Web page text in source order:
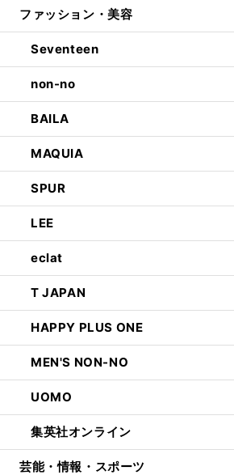
ファッション・美容
Seventeen
non-no
BAILA
MAQUIA
SPUR
LEE
eclat
T JAPAN
HAPPY PLUS ONE
MEN'S NON-NO
UOMO
集英社オンライン
芸能・情報・スポーツ